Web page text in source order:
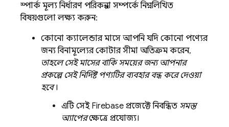
স্পার্ক মূল্য নির্ধারণ পরিকল্পনা সম্পর্কে নিম্নলিখিত
বিষয়গুলো লক্ষ্য করুন:
কোনো ক্যালেন্ডার মাসে আপনি যদি কোনো পণ্যের
জন্য বিনামূল্যের কোটার সীমা অতিক্রম করেন,
তাহলে সেই মাসের বাকি সময়ের জন্য আপনার
প্রকল্পে সেই নির্দিষ্ট পণ্যটির ব্যবহার বন্ধ করে দেওয়া
হবে।
এটি সেই Firebase প্রজেক্টে নিবন্ধিত সমস্ত
অ্যাপেরক্ষেত্রে প্রযোজ্য।